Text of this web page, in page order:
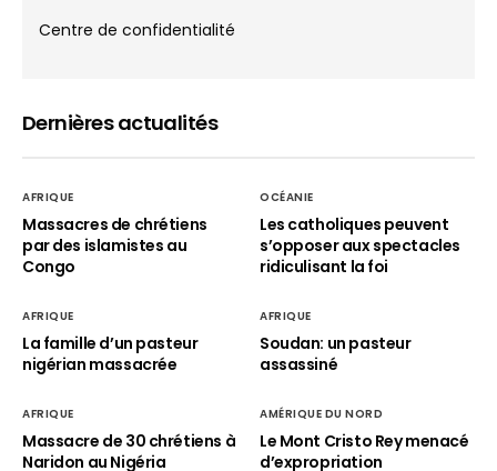
Centre de confidentialité
Dernières actualités
AFRIQUE
Massacres de chrétiens
par des islamistes au
Congo
OCÉANIE
Les catholiques peuvent
s’opposer aux spectacles
ridiculisant la foi
AFRIQUE
La famille d’un pasteur
nigérian massacrée
AFRIQUE
Soudan: un pasteur
assassiné
AFRIQUE
Massacre de 30 chrétiens à
Naridon au Nigéria
AMÉRIQUE DU NORD
Le Mont Cristo Rey menacé
d’expropriation